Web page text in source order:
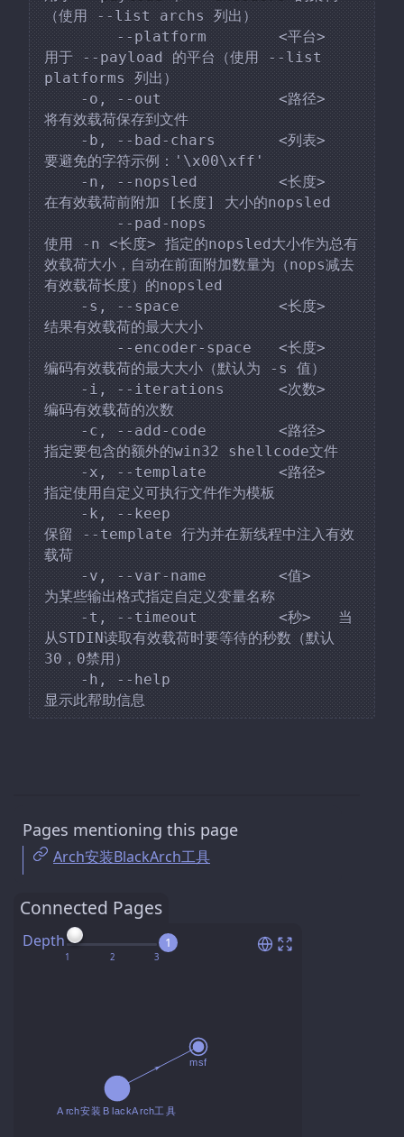
（使用 --list archs 列出）
        --platform        <平台>
用于 --payload 的平台（使用 --list
platforms 列出）
    -o, --out             <路径>
将有效载荷保存到文件
    -b, --bad-chars       <列表>
要避免的字符示例：'\x00\xff'
    -n, --nopsled         <长度>
在有效载荷前附加 [长度] 大小的nopsled
        --pad-nops
使用 -n <长度> 指定的nopsled大小作为总有
效载荷大小，自动在前面附加数量为（nops减去
有效载荷长度）的nopsled
    -s, --space           <长度>
结果有效载荷的最大大小
        --encoder-space   <长度>
编码有效载荷的最大大小（默认为 -s 值）
    -i, --iterations      <次数>
编码有效载荷的次数
    -c, --add-code        <路径>
指定要包含的额外的win32 shellcode文件
    -x, --template        <路径>
指定使用自定义可执行文件作为模板
    -k, --keep
保留 --template 行为并在新线程中注入有效
载荷
    -v, --var-name        <值>
为某些输出格式指定自定义变量名称
    -t, --timeout         <秒>   当
从STDIN读取有效载荷时要等待的秒数（默认
30，0禁用）
    -h, --help
Connected Pages
Depth 1
Pages mentioning this page
Arch安装BlackArch工具